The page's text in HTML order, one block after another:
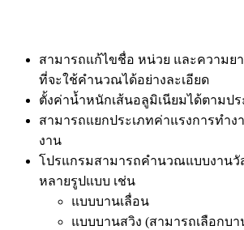
สามารถแก้ไขชื่อ หน่วย และความย
ที่จะใช้คำนวณได้อย่างละเอียด
ตั้งค่าน้ำหนักเส้นอลูมิเนียมได้ตามปร
สามารถแยกประเภทค่าแรงการทำง
งาน
โปรแกรมสามารถคำนวณแบบงานวั
หลายรูปแบบ เช่น
แบบบานเลื่อน
แบบบานสวิง (สามารถเลือกบ